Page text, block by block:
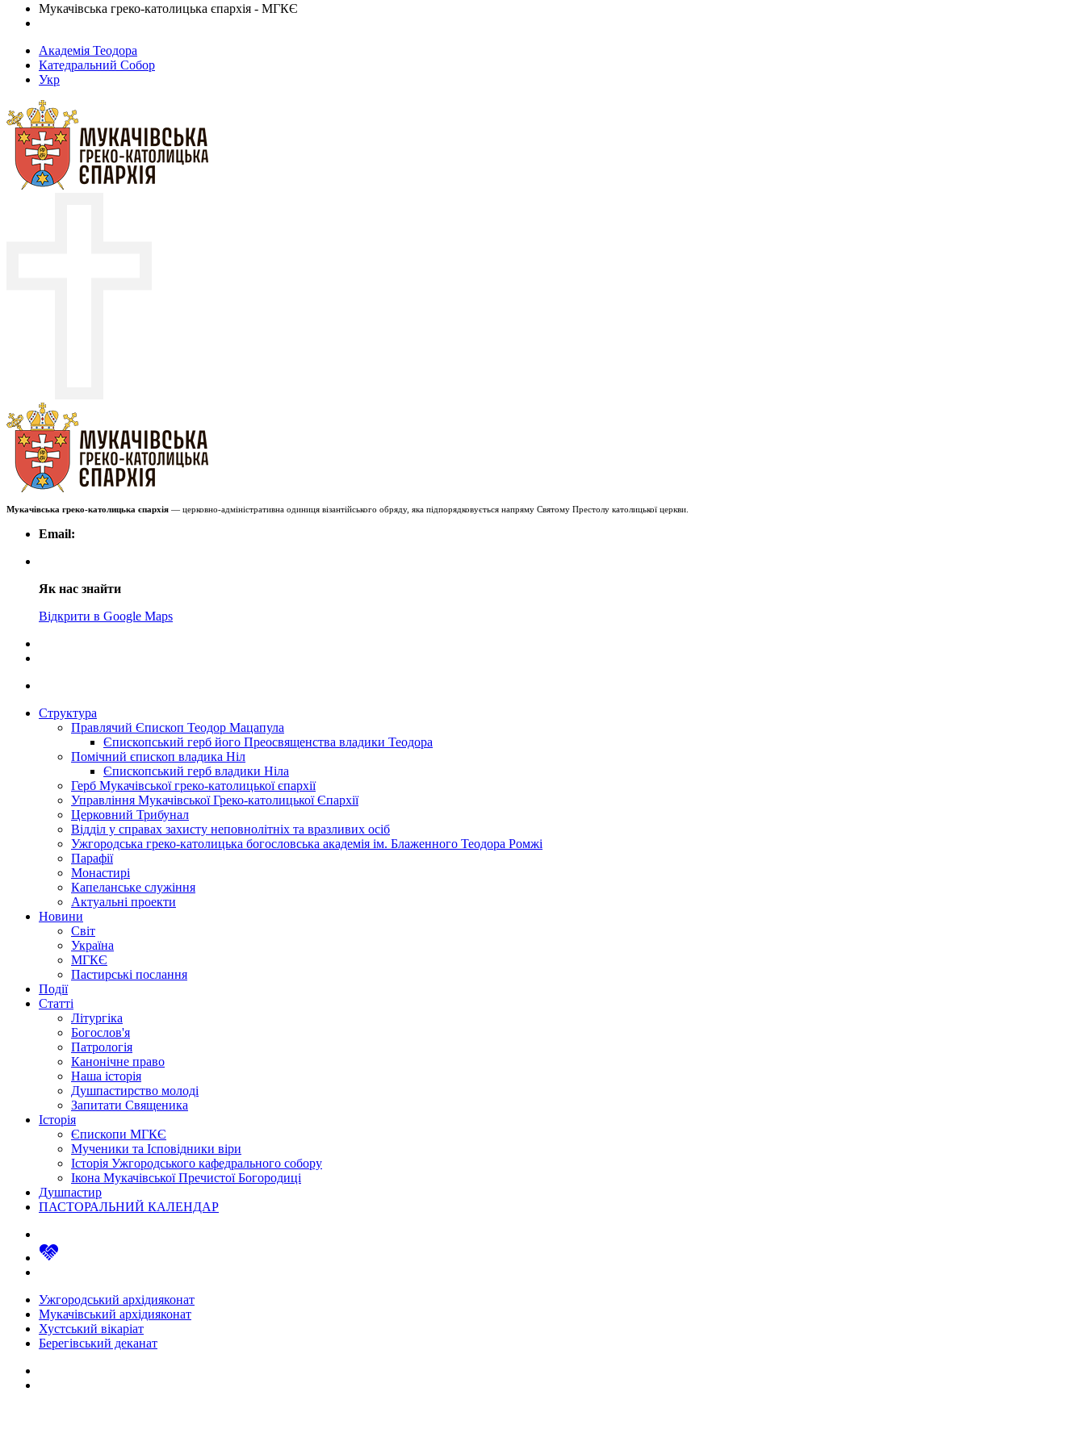
Мукачівська греко-католицька єпархія - МГКЄ
Академія Теодора
Катедральний Собор
Укр
Мукачівська греко-католицька єпархія — церковно-адміністративна одиниця візантійського обряду, яка підпорядковується напряму Святому Престолу католицької церкви.
Email:
Як нас знайти
Відкрити в Google Maps
Структура
Правлячий Єпископ Теодор Мацапула
Єпископський герб його Преосвященства владики Теодора
Помічний єпископ владика Ніл
Єпископський герб владики Ніла
Герб Мукачівської греко-католицької єпархії
Управління Мукачівської Греко-католицької Єпархії
Церковний Трибунал
Відділ у справах захисту неповнолітніх та вразливих осіб
Ужгородська греко-католицька богословська академія ім. Блаженного Теодора Ромжі
Парафії
Монастирі
Капеланське служіння
Актуальні проекти
Новини
Світ
Україна
МГКЄ
Пастирські послання
Події
Статті
Літургіка
Богослов'я
Патрологія
Канонічне право
Наша історія
Душпастирство молоді
Запитати Священика
Історія
Єпископи МГКЄ
Мученики та Ісповідники віри
Історія Ужгородського кафедрального собору
Ікона Мукачівської Пречистої Богородиці
Душпастир
ПАСТОРАЛЬНИЙ КАЛЕНДАР
Ужгородський архідияконат
Мукачівський архідияконат
Хустський вікаріат
Берегівський деканат